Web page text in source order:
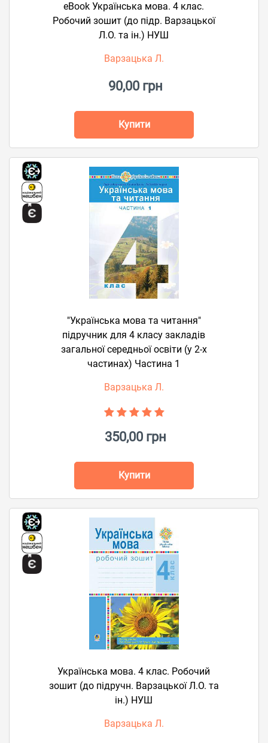
eBook Українська мова. 4 клас.
Робочий зошит (до підр. Варзацької
Л.О. та ін.) НУШ
Варзацька Л.
90,00 грн
Купити
"Українська мова та читання"
підручник для 4 класу закладів
загальної середньої освіти (у 2-х
частинах) Частина 1
Варзацька Л.
350,00 грн
Купити
Українська мова. 4 клас. Робочий
зошит (до підручн. Варзацької Л.О. та
ін.) НУШ
Варзацька Л.